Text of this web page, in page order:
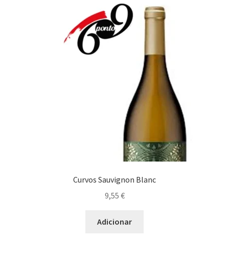
Curvos Sauvignon Blanc
9,55 €
Adicionar